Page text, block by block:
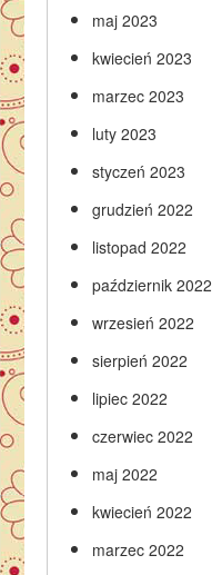
maj 2023
kwiecień 2023
marzec 2023
luty 2023
styczeń 2023
grudzień 2022
listopad 2022
październik 2022
wrzesień 2022
sierpień 2022
lipiec 2022
czerwiec 2022
maj 2022
kwiecień 2022
marzec 2022